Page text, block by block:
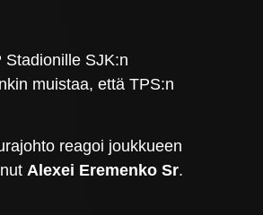
SJK:n
muistaa, että TPS:n
reagoi joukkueen
Alexei Eremenko Sr.